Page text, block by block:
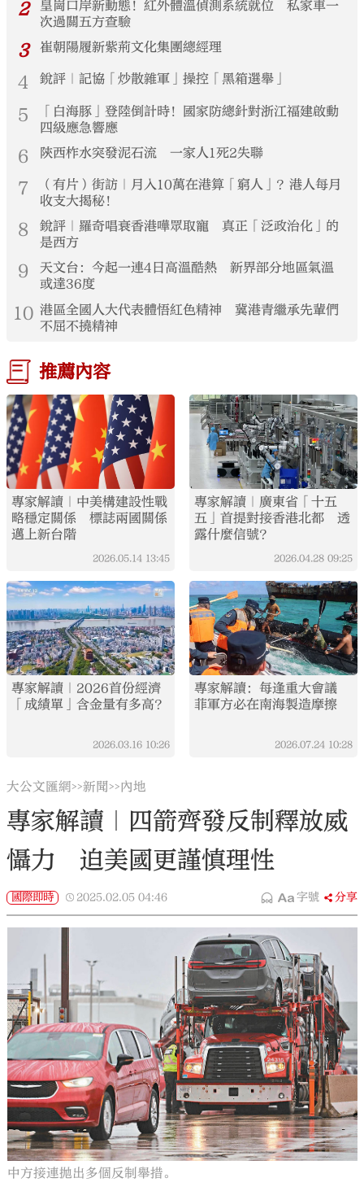
2
皇崗口岸新動態！紅外體溫偵測系統就位 私家車一
次過關五方查驗
3 崔朝陽履新紫荊文化集團總經理
4 銳評｜記協「炒散雜軍」操控「黑箱選舉」
5
「白海豚」登陸倒計時！國家防總針對浙江福建啟動
四級應急響應
6 陝西柞水突發泥石流 一家人1死2失聯
7
（有片）街訪｜月入10萬在港算「窮人」？港人每月
收支大揭秘！
8
銳評｜羅奇唱衰香港嘩眾取寵 真正「泛政治化」的
是西方
9
天文台：今起一連4日高溫酷熱 新界部分地區氣溫
或達36度
10 港區全國人大代表體悟紅色精神 冀港青繼承先輩們
不屈不撓精神
推薦內容
專家解讀｜中美構建設性戰
略穩定關係 標誌兩國關係
邁上新台階
2026.05.14 13:45
專家解讀｜廣東省「十五
五」首提對接香港北都 透
露什麼信號？
2026.04.28 09:25
專家解讀｜2026首份經濟
「成績單」含金量有多高？
2026.03.16 10:26
專家解讀：每逢重大會議
菲軍方必在南海製造摩擦
2026.07.24 10:28
大公文匯網>>新聞>>內地
專家解讀｜四箭齊發反制釋放威
懾力 迫美國更謹慎理性
國際即時 2025.02.05 04:46 字號 分享
中方接連拋出多個反制舉措。